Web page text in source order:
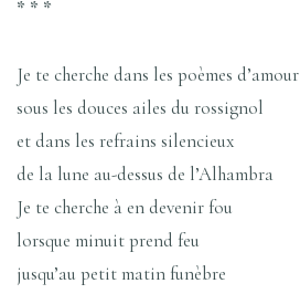
* * *
Je te cherche dans les poèmes d’amour
sous les douces ailes du rossignol
et dans les refrains silencieux
de la lune au-dessus de l’Alhambra
Je te cherche à en devenir fou
lorsque minuit prend feu
jusqu’au petit matin funèbre